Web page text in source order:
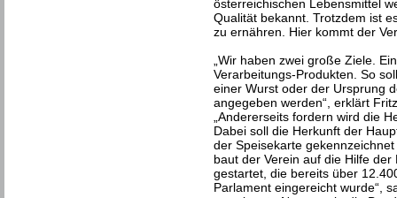
österreichischen Lebensmittel
Qualität bekannt. Trotzdem ist
zu ernähren. Hier kommt der
„Wir haben zwei große Ziele.
Verarbeitungs-Produkten. So
einer Wurst oder der Ursprung
angegeben werden“, erklärt
„Andererseits fordern wird die
Dabei soll die Herkunft der
der Speisekarte
baut der Verein auf die Hilfe
gestartet, die bereits über
Parlament eingereicht wurde“,